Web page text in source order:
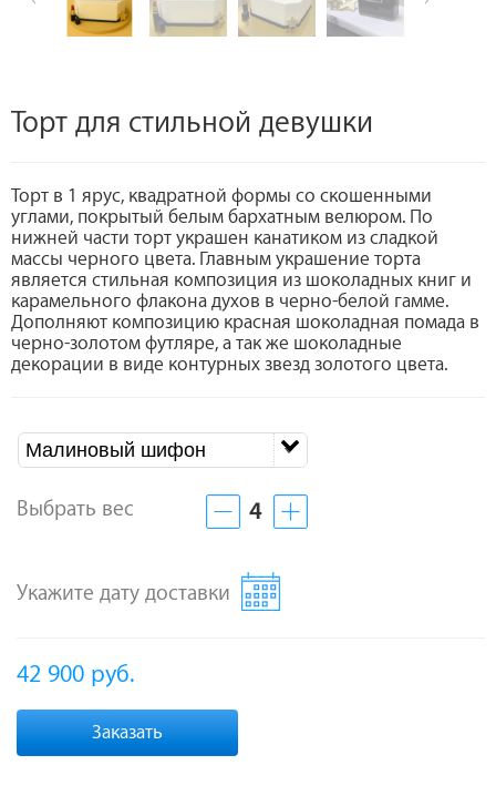
Торт для стильной девушки
Торт в 1 ярус, квадратной формы со скошенными
углами, покрытый белым бархатным велюром. По
нижней части торт украшен канатиком из сладкой
массы черного цвета. Главным украшение торта
является стильная композиция из шоколадных книг и
карамельного флакона духов в черно-белой гамме.
Дополняют композицию красная шоколадная помада в
черно-золотом футляре, а так же шоколадные
декорации в виде контурных звезд золотого цвета.
Малиновый шифон
Выбрать вес 4
Укажите дату доставки
42 900 руб.
Заказать